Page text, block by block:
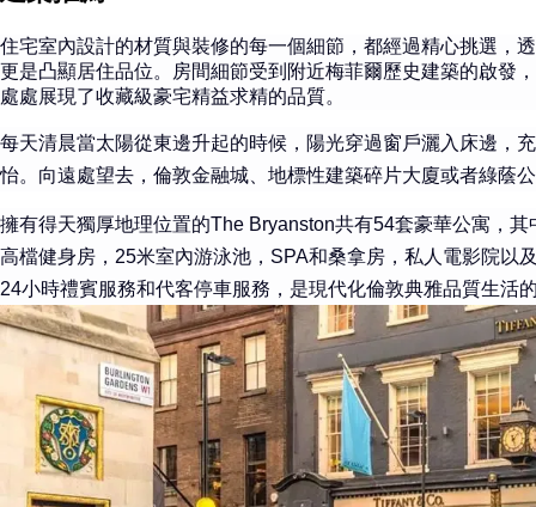
住宅室內設計的材質與裝修的每一個細節，都經過精心挑選，
更是凸顯居住品位。房間細節受到附近梅菲爾歷史建築的啟發
處處展現了收藏級豪宅精益求精的品質。
每天清晨當太陽從東邊升起的時候，陽光穿過窗戶灑入床邊，
怡。向遠處望去，倫敦金融城、地標性建築碎片大廈或者綠蔭
擁有得天獨厚地理位置的The Bryanston共有54套豪華公寓，
高檔健身房，25米室內游泳池，SPA和桑拿房，私人電影院以
24小時禮賓服務和代客停車服務，是現代化倫敦典雅品質生活